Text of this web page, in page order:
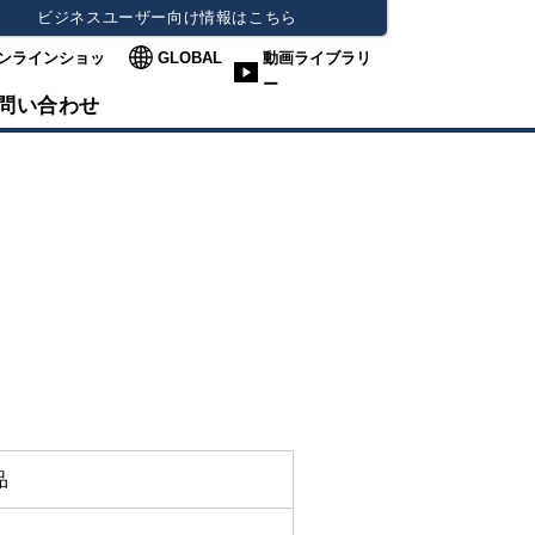
ビジネスユーザー向け情報はこちら
ラインショッ
GLOBAL
動画ライブラリ
ー
い合わせ